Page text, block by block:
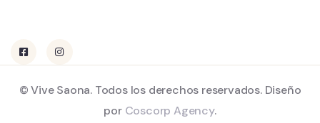
© Vive Saona. Todos los derechos reservados. Diseño
por Coscorp Agency.